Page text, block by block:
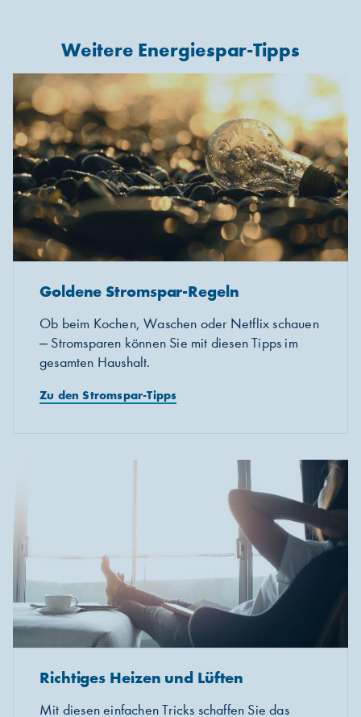
Weitere Energiespar-Tipps
Goldene Stromspar-Regeln
Ob beim Kochen, Waschen oder Netflix schauen
‒ Stromsparen können Sie mit diesen Tipps im
gesamten Haushalt.
Zu den Stromspar-Tipps
Richtiges Heizen und Lüften
Mit diesen einfachen Tricks schaffen Sie das